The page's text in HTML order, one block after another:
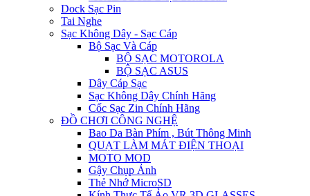
Dock Sạc Pin
Tai Nghe
Sạc Không Dây - Sạc Cáp
Bộ Sạc Và Cáp
BỘ SẠC MOTOROLA
BỘ SẠC ASUS
Dây Cáp Sạc
Sạc Không Dây Chính Hãng
Cốc Sạc Zin Chính Hãng
ĐỒ CHƠI CÔNG NGHỆ
Bao Da Bàn Phím , Bút Thông Minh
QUẠT LÀM MÁT ĐIỆN THOẠI
MOTO MOD
Gậy Chụp Ảnh
Thẻ Nhớ MicroSD